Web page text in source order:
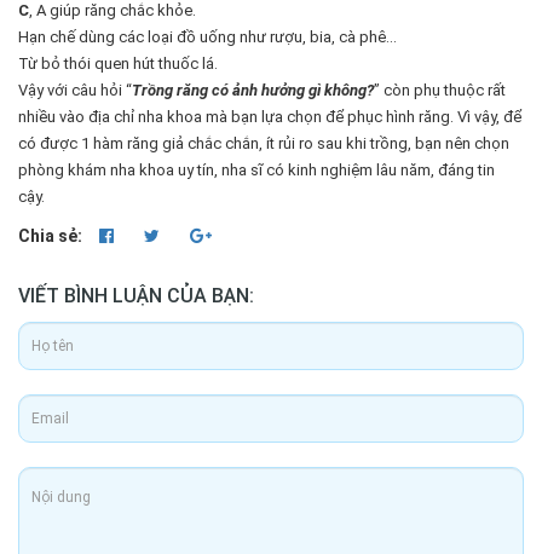
C, A giúp răng chắc khỏe.
Hạn chế dùng các loại đồ uống như rượu, bia, cà phê...
Từ bỏ thói quen hút thuốc lá.
Vậy với câu hỏi “Trồng răng có ảnh hưởng gì không?” còn phụ thuộc rất
nhiều vào địa chỉ nha khoa mà bạn lựa chọn để phục hình răng. Vì vậy, để
có được 1 hàm răng giả chắc chắn, ít rủi ro sau khi trồng, bạn nên chọn
phòng khám nha khoa uy tín, nha sĩ có kinh nghiệm lâu năm, đáng tin
cậy.
Chia sẻ:
VIẾT BÌNH LUẬN CỦA BẠN: